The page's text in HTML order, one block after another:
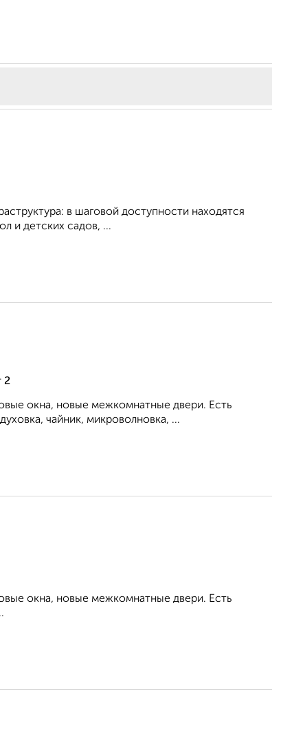
в шаговой доступности находятся
и детских садов, ...
2
окна, новые межкомнатные двери. Есть
чайник, микроволновка, ...
окна, новые межкомнатные двери. Есть